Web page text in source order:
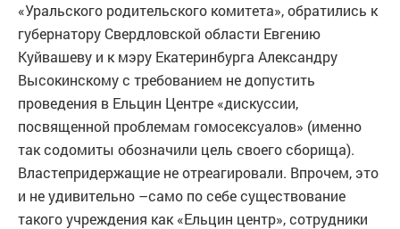
«Уральского родительского комитета», обратились к
губернатору Свердловской области Евгению
Куйвашеву и к мэру Екатеринбурга Александру
Высокинскому с требованием не допустить
проведения в Ельцин Центре «дискуссии,
посвященной проблемам гомосексуалов» (именно
так содомиты обозначили цель своего сборища).
Властепридержащие не отреагировали. Впрочем, это
и не удивительно –само по себе существование
такого учреждения как «Ельцин центр», сотрудники